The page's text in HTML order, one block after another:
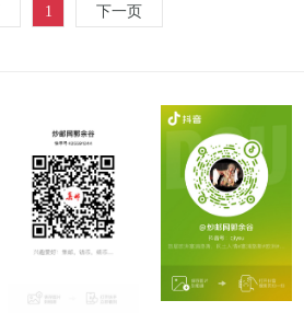
1 下一页